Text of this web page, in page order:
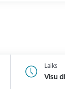
Laiks
Visu